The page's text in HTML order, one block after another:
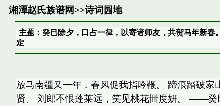
湘潭赵氏族谱网>>诗词园地
主题：癸巳除夕，口占一律，以寄诸师友，共贺马年新春
定
放马南疆又一年，春风促我指吟鞭。 蹄痕踏破
贤。 刘郎不恨蓬莱远，笑见桃花卌度妍。 ——癸